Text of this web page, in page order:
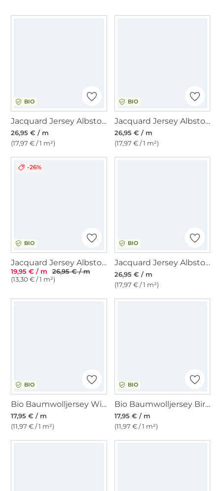
BIO
Jacquard Jersey Albstoffe Hamburger Liebe Queen of Hearts Royal Candy Stripes, rosa
26,95 € / m
(17,97 € / 1 m²)
BIO
Jacquard Jersey Albstoffe Hamburger Liebe Queen of Hearts Pop of Love, mint
26,95 € / m
(17,97 € / 1 m²)
BIO
-26%
Jacquard Jersey Albstoffe Hamburger Liebe Queen of Hearts Royal Love Shadows, marine
19,95 € / m
26,95 € / m
(13,30 € / 1 m²)
BIO
Jacquard Jersey Albstoffe Hamburger Liebe Magical Shimmer Safari, blassgrün
26,95 € / m
(17,97 € / 1 m²)
BIO
Bio Baumwolljersey Wild Flowers, wollweiß
17,95 € / m
(11,97 € / 1 m²)
BIO
Bio Baumwolljersey Bird Flight, wollweiß
17,95 € / m
(11,97 € / 1 m²)